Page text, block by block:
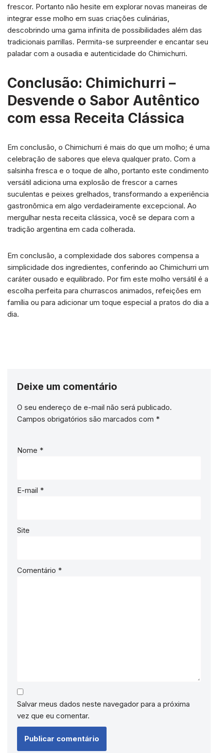
frescor. Portanto não hesite em explorar novas maneiras de
integrar esse molho em suas criações culinárias,
descobrindo uma gama infinita de possibilidades além das
tradicionais parrillas. Permita-se surpreender e encantar seu
paladar com a ousadia e autenticidade do Chimichurri.
Conclusão: Chimichurri –
Desvende o Sabor Autêntico
com essa Receita Clássica
Em conclusão, o Chimichurri é mais do que um molho; é uma
celebração de sabores que eleva qualquer prato. Com a
salsinha fresca e o toque de alho, portanto este condimento
versátil adiciona uma explosão de frescor a carnes
suculentas e peixes grelhados, transformando a experiência
gastronômica em algo verdadeiramente excepcional. Ao
mergulhar nesta receita clássica, você se depara com a
tradição argentina em cada colherada.
Em conclusão, a complexidade dos sabores compensa a
simplicidade dos ingredientes, conferindo ao Chimichurri um
caráter ousado e equilibrado. Por fim este molho versátil é a
escolha perfeita para churrascos animados, refeições em
família ou para adicionar um toque especial a pratos do dia a
dia.
Deixe um comentário
O seu endereço de e-mail não será publicado.
Campos obrigatórios são marcados com *
Nome *
E-mail *
Site
Comentário *
Salvar meus dados neste navegador para a próxima
vez que eu comentar.